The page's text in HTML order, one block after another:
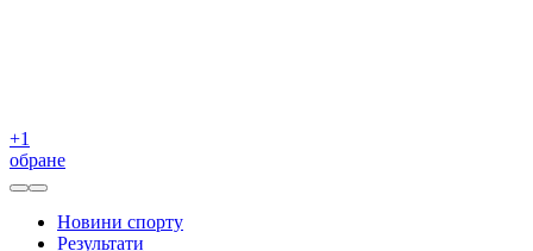
+1
обране
Новини спорту
Результати